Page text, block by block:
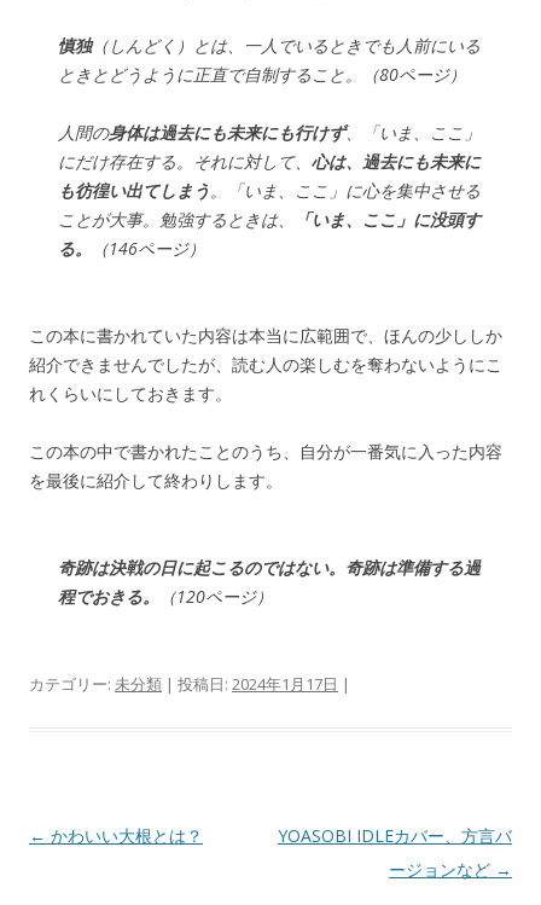
慎独（しんどく）とは、一人でいるときでも人前にいる
ときとどうように正直で自制すること。（80ページ）
人間の身体は過去にも未来にも行けず、「いま、ここ」
にだけ存在する。それに対して、 心は、過去にも未来に
も彷徨い出てしまう。「いま、ここ」に心を集中させる
ことが大事。勉強するときは、
「いま、ここ」に没頭す
る。
（146ページ）
この本に書かれていた内容は本当に広範囲で、ほんの少ししか
紹介できませんでしたが、読む人の楽しむを奪わないようにこ
れくらいにしておきます。
この本の中で書かれたことのうち、自分が一番気に入った内容
を最後に紹介して終わりします。
奇跡は決戦の日に起こるのではない。奇跡は準備する過
程でおきる。
（120ページ）
カテゴリー: 未分類 | 投稿日: 2024年1月17日 |
投
← かわいい大根とは？
YOASOBI IDLEカバー、方言バ
ージョンなど →